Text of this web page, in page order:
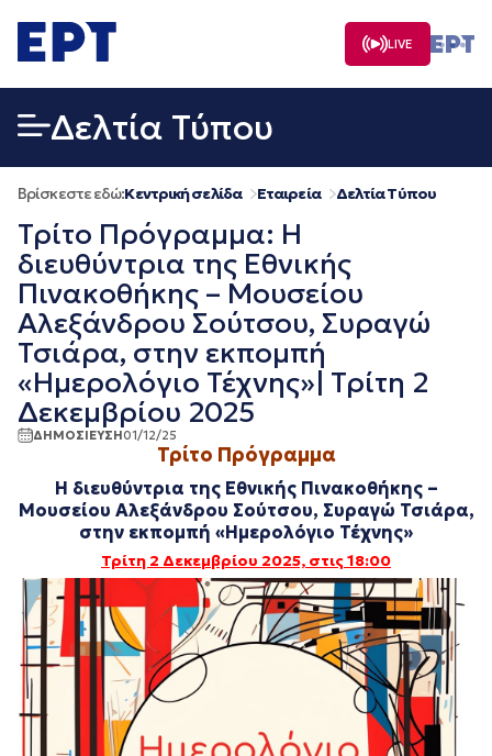
σε
περιεχόμενο
LIVE
Δελτία Τύπου
Βρίσκεστε εδώ:Κεντρική σελίδα Εταιρεία Δελτία Τύπου
Τρίτο Πρόγραμμα: Η
διευθύντρια της Εθνικής
Πινακοθήκης – Μουσείου
Αλεξάνδρου Σούτσου, Συραγώ
Τσιάρα, στην εκπομπή
«Ημερολόγιο Τέχνης»| Τρίτη 2
Δεκεμβρίου 2025
ΔΗΜΟΣΙΕΥΣΗ01/12/25
Τρίτο Πρόγραμμα
Η διευθύντρια της Εθνικής Πινακοθήκης –
Μουσείου Αλεξάνδρου Σούτσου, Συραγώ Τσιάρα,
στην εκπομπή «Ημερολόγιο Τέχνης»
Τρίτη 2 Δεκεμβρίου 2025, στις 18:00